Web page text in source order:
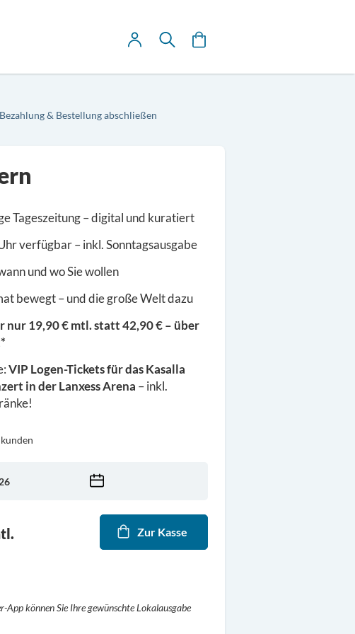
Bezahlung & Bestellung abschließen
Tageszeitung – digital und kuratiert
verfügbar – inkl. Sonntagsausgabe
und wo Sie wollen
bewegt – und die große Welt dazu
nur 19,90 € mtl. statt 42,90 € – über
VIP Logen-Tickets für das Kasalla
in der Lanxess Arena – inkl.
Wählen
ein
Datum Zur Kasse
App können Sie Ihre gewünschte Lokalausgabe